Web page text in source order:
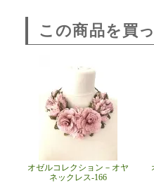
この商品を買
オゼルコレクション－オヤ
ネックレス-166